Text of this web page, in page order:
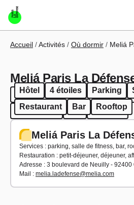
Aller au contenu principal
Fil d'Ariane
Accueil Activités Où dormir Meliá
Meliá Paris La
Hôtel 4 étoiles Parking
Restaurant
Bar Rooftop
Hôtel 4 étoiles Parking
Restaurant
Bar Rooftop
Meliá Paris La
Services : parking, salle de fitness, bar,
Restauration : petit-déjeuner, déjeuner,
Adresse : 3 boulevard de Neuilly - 92400
Mail : melia.ladefense@melia.com